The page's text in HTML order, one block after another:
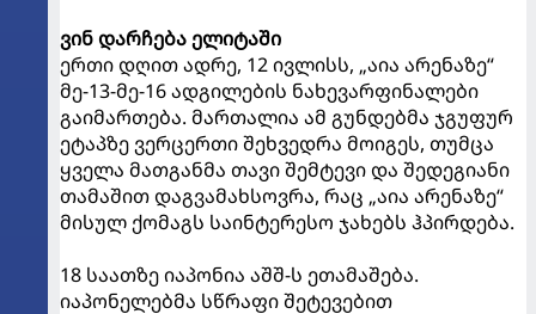
ვინ დარჩება ელიტაში
ერთი დღით ადრე, 12 ივლისს, „აია არენაზე“
მე-13-მე-16 ადგილების ნახევარფინალები
გაიმართება. მართალია ამ გუნდებმა ჯგუფურ
ეტაპზე ვერცერთი შეხვედრა მოიგეს, თუმცა
ყველა მათგანმა თავი შემტევი და შედეგიანი
თამაშით დაგვამახსოვრა, რაც „აია არენაზე“
მისულ ქომაგს საინტერესო ჯახებს ჰპირდება.
18 საათზე იაპონია აშშ-ს ეთამაშება.
იაპონელებმა სწრაფი შეტევებით